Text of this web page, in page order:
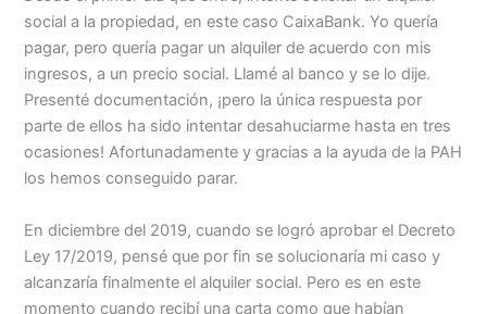
social a la propiedad, en este caso CaixaBank. Yo quería
pagar, pero quería pagar un alquiler de acuerdo con mis
ingresos, a un precio social. Llamé al banco y se lo dije.
Presenté documentación, ¡pero la única respuesta por
parte de ellos ha sido intentar desahuciarme hasta en tres
ocasiones! Afortunadamente y gracias a la ayuda de la PAH
los hemos conseguido parar.
En diciembre del 2019, cuando se logró aprobar el Decreto
Ley 17/2019, pensé que por fin se solucionaría mi caso y
alcanzaría finalmente el alquiler social. Pero es en este
momento cuando recibí una carta como que habían